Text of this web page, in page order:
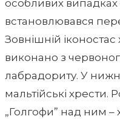
особливих випадках
встановлювався
Зовнішній
виконано з
лабрадориту. У
мальтійські хрести.
„Голгофи” над ним –